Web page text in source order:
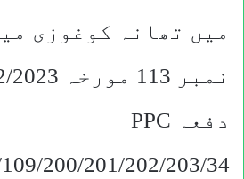
میں تھانہ کوغوزی
دفعہ PPC